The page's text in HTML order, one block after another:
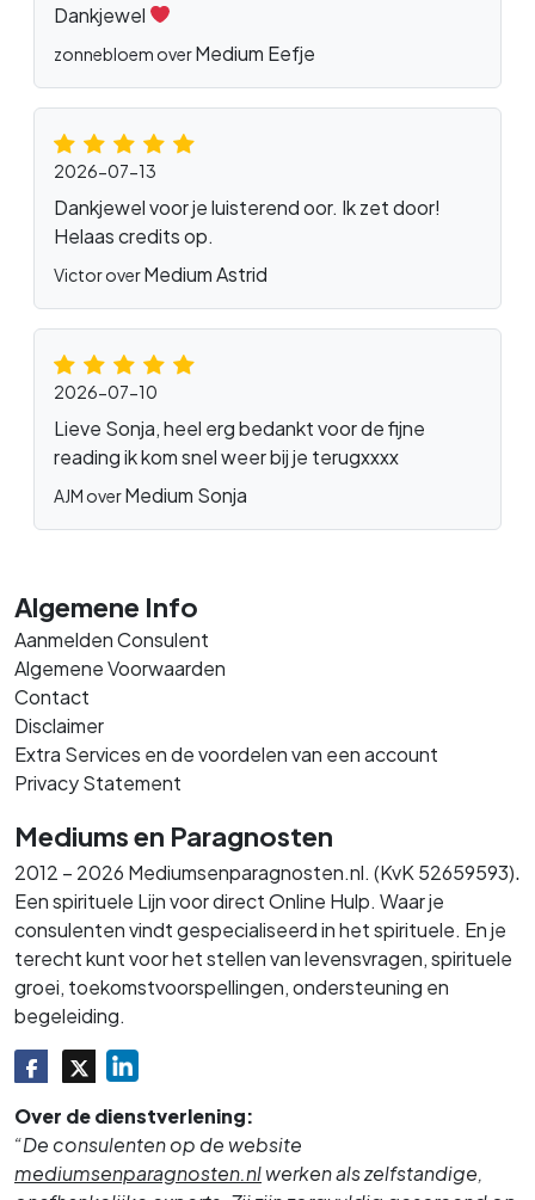
Dankjewel
zonnebloem overMedium Eefje
2026-07-13
Dankjewel voor je luisterend oor. Ik zet door!
Helaas credits op.
Victor overMedium Astrid
2026-07-10
Lieve Sonja, heel erg bedankt voor de fijne
reading ik kom snel weer bij je terugxxxx
AJM overMedium Sonja
Algemene Info
Aanmelden Consulent
Algemene Voorwaarden
Contact
Disclaimer
Extra Services en de voordelen van een account
Privacy Statement
Mediums en Paragnosten
2012 – 2026 Mediumsenparagnosten.nl. (KvK 52659593).
Een spirituele Lijn voor direct Online Hulp. Waar je
consulenten vindt gespecialiseerd in het spirituele. En je
terecht kunt voor het stellen van levensvragen, spirituele
groei, toekomstvoorspellingen, ondersteuning en
begeleiding.
Over de dienstverlening:
“De consulenten op de website
mediumsenparagnosten.nlwerken als zelfstandige,